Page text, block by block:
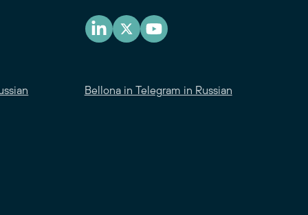
Bellona in Telegram in Russian